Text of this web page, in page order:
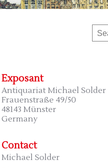
Exposant
Antiquariat Michael Solder
Frauenstraße 49/50
48143 Münster
Germany
Contact
Michael Solder